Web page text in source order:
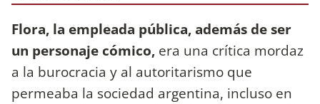
Flora, la empleada pública, además de ser
un personaje cómico, era una crítica mordaz
a la burocracia y al autoritarismo que
permeaba la sociedad argentina, incluso en